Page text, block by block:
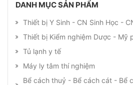
DANH MỤC SẢN PHẨM
Thiết bị Y Sinh - CN Sinh Học -
Thiết bị Kiểm nghiệm Dược - Mỹ
Tủ lạnh y tế
Máy ly tâm thí nghiệm
Bể cách thuỷ - Bể cách cát - Bể